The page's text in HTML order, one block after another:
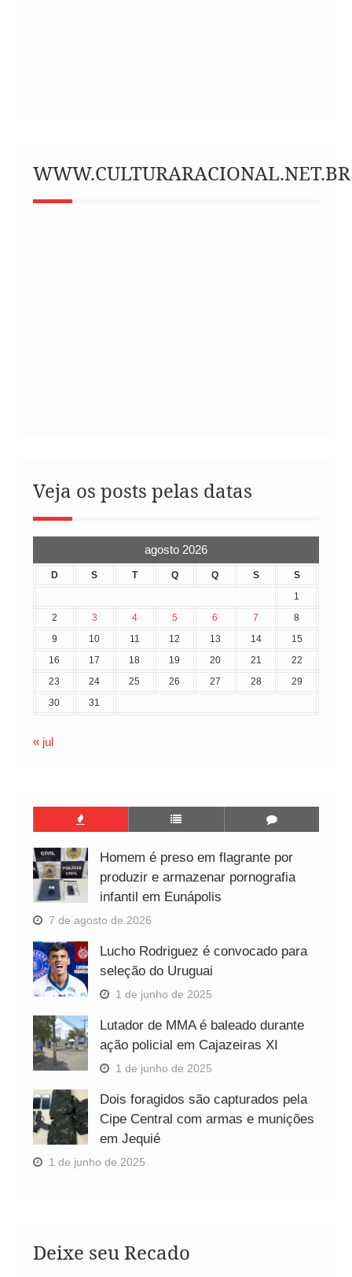
WWW.CULTURARACIONAL.NET.BR
Veja os posts pelas datas
agosto 2026
D S T Q Q S
S
1
2
3 4 5 6 7
8
9
10 11 12 13 14
15
16
17 18 19 20 21
22
23
24 25 26 27 28
29
30
31
« jul
Homem é preso em flagrante por
produzir e armazenar pornografia
infantil em Eunápolis
7 de agosto de 2026
Lucho Rodriguez é convocado para
seleção do Uruguai
1 de junho de 2025
Lutador de MMA é baleado durante
ação policial em Cajazeiras XI
1 de junho de 2025
Dois foragidos são capturados pela
Cipe Central com armas e munições
em Jequié
1 de junho de 2025
Deixe seu Recado